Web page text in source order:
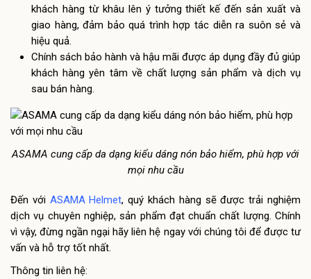
khách hàng từ khâu lên ý tưởng thiết kế đến sản xuất và
giao hàng, đảm bảo quá trình hợp tác diễn ra suôn sẻ và
hiệu quả.
Chính sách bảo hành và hậu mãi được áp dụng đầy đủ giúp
khách hàng yên tâm về chất lượng sản phẩm và dịch vụ
sau bán hàng.
ASAMA cung cấp da dạng kiểu dáng nón bảo hiểm, phù hợp với
mọi nhu cầu
Đến với ASAMA Helmet, quý khách hàng sẽ được trải nghiệm
dịch vụ chuyên nghiệp, sản phẩm đạt chuẩn chất lượng. Chính
vì vậy, đừng ngần ngại hãy liên hệ ngay với chúng tôi để được tư
vấn và hỗ trợ tốt nhất.
Thông tin liên hệ: